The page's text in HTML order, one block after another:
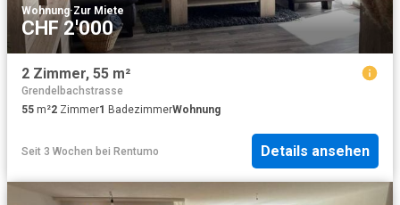
Wohnung·Zur Miete
CHF 2'000
2 Zimmer, 55 m²
Grendelbachstrasse
55 m²2 Zimmer1 BadezimmerWohnung
Seit 3 Wochen bei Rentumo Details ansehen